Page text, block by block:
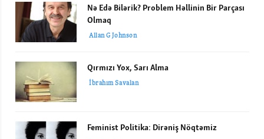
Nə Edə Bilərik? Problem Həllinin Bir Parçası
Olmaq
Allan G Johnson
Qırmızı Yox, Sarı Alma
İbrahım Savalan
Feminist Politika: Dirəniş Nöqtəmiz